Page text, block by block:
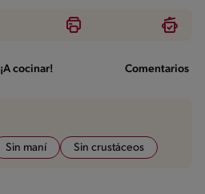
¡A cocinar! Comentarios
Sin maní Sin crustáceos